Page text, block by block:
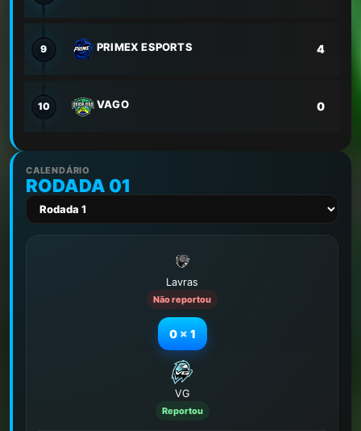
9 PRIMEX ESPORTS 4
10 VAGO 0
CALENDÁRIO
RODADA 01
Lavras
Não reportou
0 x 1
VG
Reportou